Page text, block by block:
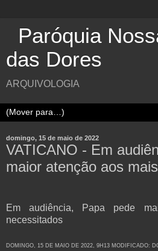
Paróquia
das Dores
ARQUIVOLOGIA
domingo, 15 de maio de 2022
VATICANO - Em
maior atenção aos
Em audiência, Papa pede
necessitados
DOMINGO, 15 DE MAIO DE 2022, 9H13 MODIFICADO: